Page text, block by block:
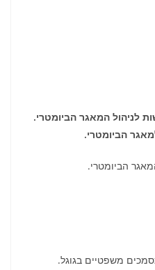
לניהול המאגר הביומטרי.
הביומטרי.
הביומטרי.
משפטיים בגוגל.